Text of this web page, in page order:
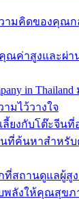
มคิดของคุณก
ค่าสูงและผ่า
in
มไว้วางใจ
ยงกับโต๊ะจีนที่
ที่ค้นหาสำหรั
ที่สถานดูแลผู้สู
พลังให้คุณสุข